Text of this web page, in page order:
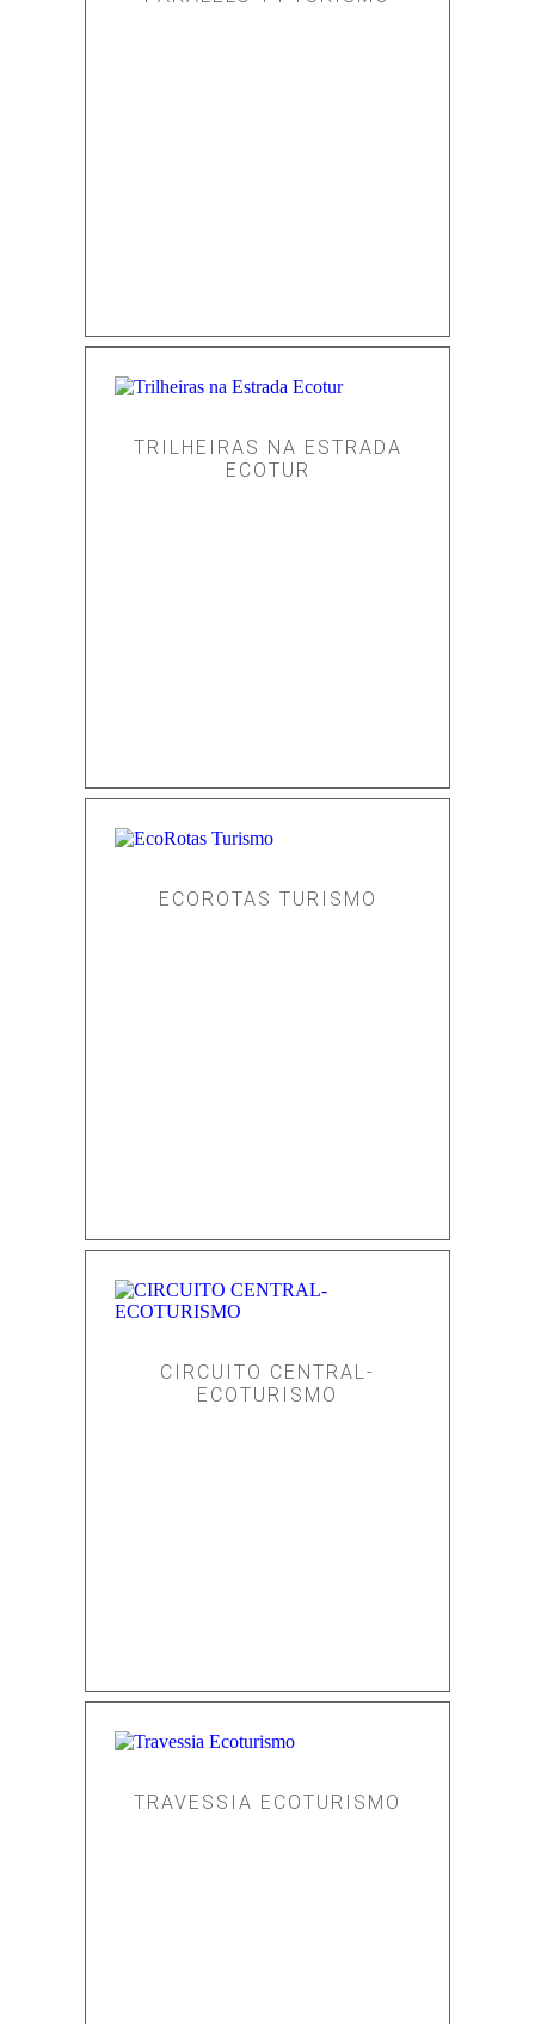
TRILHEIRAS NA ESTRADA
ECOTUR
ECOROTAS TURISMO
CIRCUITO CENTRAL-
ECOTURISMO
TRAVESSIA ECOTURISMO